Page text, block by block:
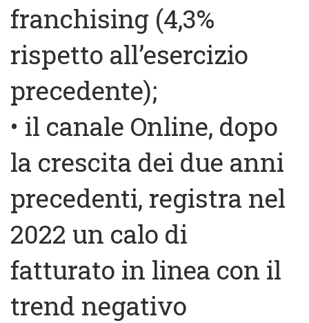
franchising (4,3%
rispetto all’esercizio
precedente);
• il canale Online, dopo
la crescita dei due anni
precedenti, registra nel
2022 un calo di
fatturato in linea con il
trend negativo